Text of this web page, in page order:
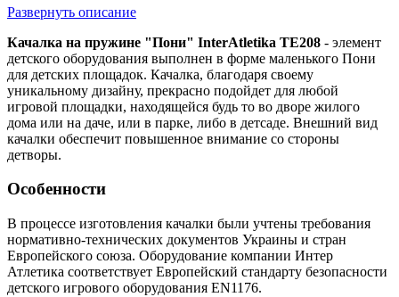
Развернуть описание
Качалка на пружине "Пони" InterAtletika TE208 - элемент
детского оборудования выполнен в форме маленького Пони
для детских площадок. Качалка, благодаря своему
уникальному дизайну, прекрасно подойдет для любой
игровой площадки, находящейся будь то во дворе жилого
дома или на даче, или в парке, либо в детсаде. Внешний вид
качалки обеспечит повышенное внимание со стороны
детворы.
Особенности
В процессе изготовления качалки были учтены требования
нормативно-технических документов Украины и стран
Европейского союза. Оборудование компании Интер
Атлетика соответствует Европейский стандарту безопасности
детского игрового оборудования EN1176.